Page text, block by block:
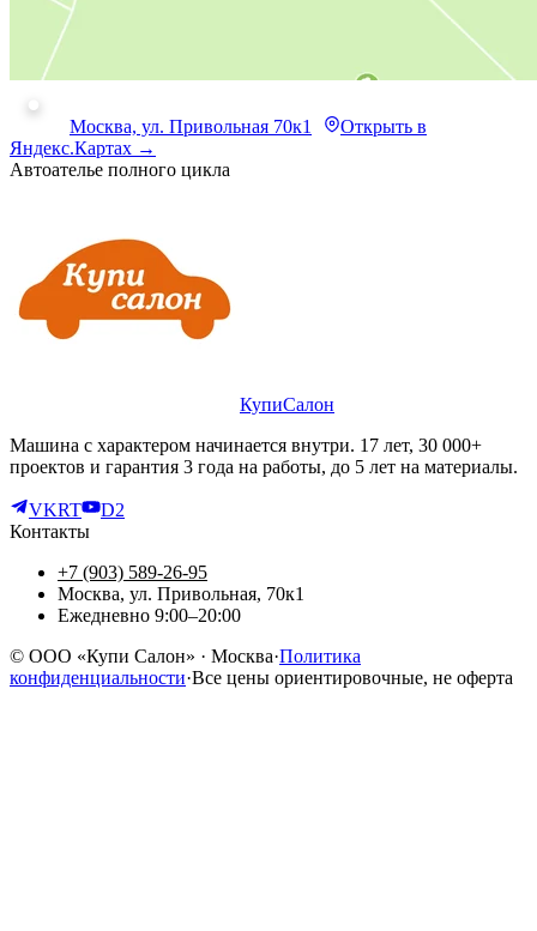
Москва, ул. Привольная 70к1
Открыть в
Яндекс.Картах →
Автоателье полного цикла
КупиСалон
Машина с характером начинается внутри. 17 лет, 30 000+
проектов и гарантия 3 года на работы, до 5 лет на материалы.
VKRT
D2
Контакты
+7 (903) 589-26-95
Москва, ул. Привольная, 70к1
Ежедневно 9:00–20:00
© ООО «Купи Салон» · Москва·Политика
конфиденциальности·Все цены ориентировочные, не оферта